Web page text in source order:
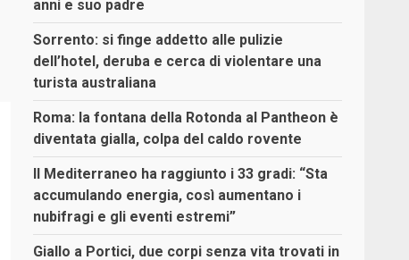
anni e suo padre
Sorrento: si finge addetto alle pulizie
dell’hotel, deruba e cerca di violentare una
turista australiana
Roma: la fontana della Rotonda al Pantheon è
diventata gialla, colpa del caldo rovente
Il Mediterraneo ha raggiunto i 33 gradi: “Sta
accumulando energia, così aumentano i
nubifragi e gli eventi estremi”
Giallo a Portici, due corpi senza vita trovati in